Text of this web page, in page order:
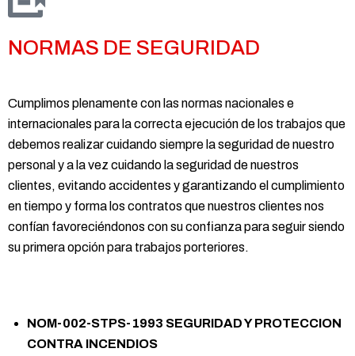
NORMAS DE SEGURIDAD
Cumplimos plenamente con las normas nacionales e
internacionales para la correcta ejecución de los trabajos que
debemos realizar cuidando siempre la seguridad de nuestro
personal y a la vez cuidando la seguridad de nuestros
clientes, evitando accidentes y garantizando el cumplimiento
en tiempo y forma los contratos que nuestros clientes nos
confían favoreciéndonos con su confianza para seguir siendo
su primera opción para trabajos porteriores.
NOM-002-STPS-1993 SEGURIDAD Y PROTECCION
CONTRA INCENDIOS